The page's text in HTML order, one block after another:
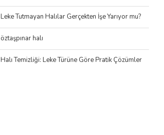
Leke Tutmayan Halılar Gerçekten İşe Yarıyor mu?
öztaşpınar halı
Halı Temizliği: Leke Türüne Göre Pratik Çözümler